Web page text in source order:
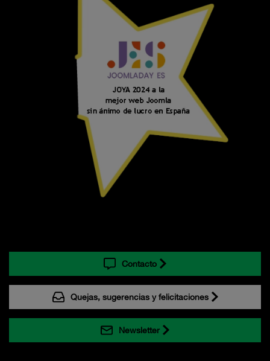
Contacto
Quejas, sugerencias y felicitaciones
Newsletter